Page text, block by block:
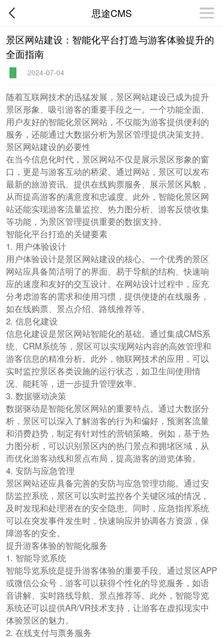
思途CMS
景区网站建设：智能化平台打造与游客体验提升的
全面指南
2024-07-04
随着互联网技术的迅猛发展，景区网站建设已成为提升
景区形象、吸引游客的重要手段之一。一个功能全面、
用户友好的智能化景区网站，不仅能为游客提供便利的
服务，还能通过大数据分析为景区管理提供决策支持。
景区网站建设的必要性
在当今信息化时代，景区网站不仅是展示景区形象的窗
口，更是与游客互动的桥梁。通过网站，景区可以发布
最新的旅游资讯、提供在线购票服务、展示景区风貌，
从而提高游客的满意度和忠诚度。此外，智能化景区网
站还能实现游客流量监控、热力图分析、游客反馈收集
等功能，为景区管理提供重要的数据支持。
智能化平台打造的关键要素
1. 用户体验设计
用户体验设计是景区网站建设的核心。一个优秀的景区
网站应具备简洁明了的界面、易于导航的结构、快速响
应的速度和友好的交互设计。在网站设计过程中，应充
分考虑游客的需求和使用习惯，提供便捷的在线服务，
如在线购票、景点介绍、路线推荐等。
2. 信息化建设
信息化建设是景区网站智能化的基础。通过集成CMS系
统、CRM系统等，景区可以实现网站内容的高效管理和
游客信息的精准分析。此外，物联网技术的应用，可以
实时监控景区各类设施的运行状态，如卫生间使用情
况、能耗等，进一步提升管理效率。
3. 数据驱动决策
数据驱动是智能化景区网站的重要特点。通过大数据分
析，景区可以深入了解游客的行为和偏好，预测客流量
和消费趋势，制定有针对性的营销策略。例如，基于热
力图分析，可以识别景区内的热门景点和拥堵区域，从
而优化游客动线和景点布局，提高游客的游览体验。
4. 安防与应急管理
景区网站还应具备完善的安防与应急管理功能。通过安
防监控系统，景区可以实时监控各个关键区域的情况，
及时发现和处理潜在的安全隐患。同时，应急指挥系统
可以在突发事件发生时，快速响应并协调各方资源，保
障游客的安全。
提升游客体验的智能化服务
1. 智能导览系统
智能导览系统是提升游客体验的重要手段。通过景区APP
或微信公众号，游客可以获得个性化的导览服务，如语
音讲解、实时路线导航、景点推荐等。此外，智能导览
系统还可以提供AR/VR技术支持，让游客在虚拟现实中
体验景区的魅力。
2. 在线支付与票务服务